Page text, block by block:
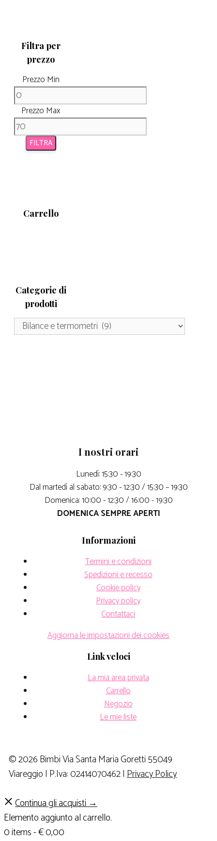
Filtra per
prezzo
Prezzo Min
Prezzo Max
FILTRA
Carrello
Categorie di
prodotti
I nostri orari
Lunedì: 15:30 - 19:30
Dal martedì al sabato: 9:30 - 12:30 / 15:30 – 19:30
Domenica: 10:00 - 12:30 / 16:00 - 19:30
DOMENICA SEMPRE APERTI
Informazioni
Termini e condizioni
Spedizioni e recesso
Cookie policy
Privacy policy
Contattaci
Aggiorna le impostazioni dei cookies
Link veloci
La mia area privata
Carrello
Negozio
Le mie liste
© 2026 Bimbi Via Santa Maria Goretti 55049
Viareggio | P.Iva: 02414070462 |Privacy Policy
Continua gli acquisti →
Elemento aggiunto al carrello.
0 items -€0,00